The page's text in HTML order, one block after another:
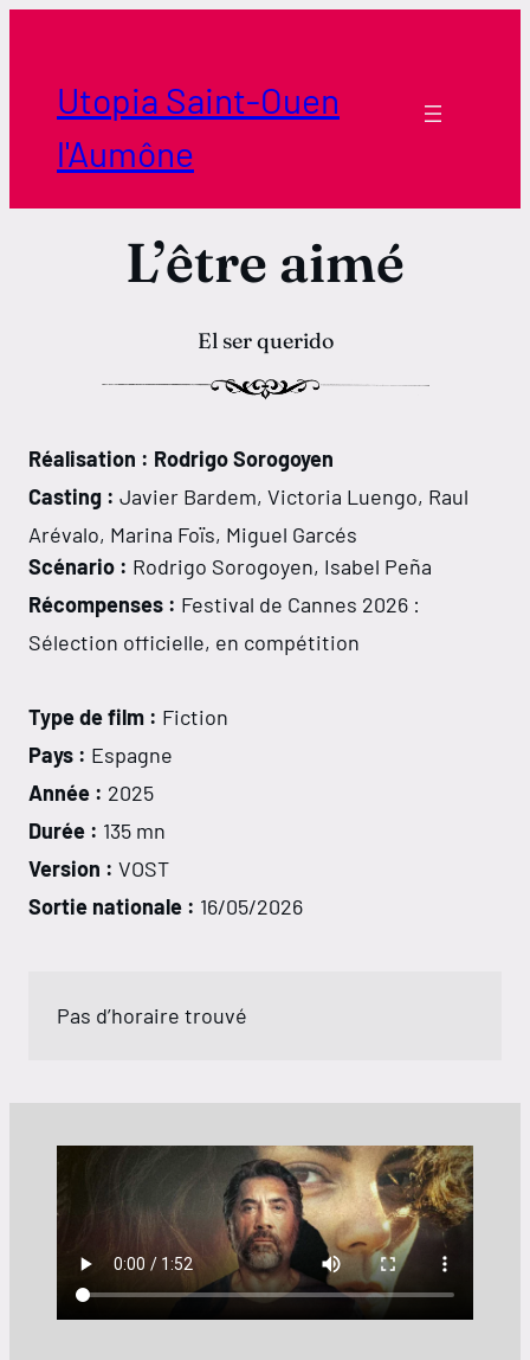
contenuUtopia Saint-Ouen
l'Aumône
L’être aimé
El ser querido
Réalisation : Rodrigo Sorogoyen
Casting : Javier Bardem, Victoria Luengo, Raul
Arévalo, Marina Foïs, Miguel Garcés
Scénario : Rodrigo Sorogoyen, Isabel Peña
Récompenses : Festival de Cannes 2026 :
Sélection officielle, en compétition
Type de film : Fiction
Pays : Espagne
Année : 2025
Durée : 135 mn
Version : VOST
Sortie nationale : 16/05/2026
Pas d’horaire trouvé